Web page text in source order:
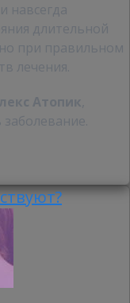
навсегда
длительной
при правильном
лечения.
Атопик